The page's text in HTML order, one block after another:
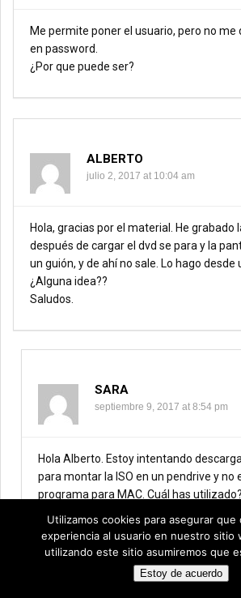
Me permite poner el usuario, pero no me
en password.
¿Por que puede ser?
ALBERTO
julio 2, 2017 at 10:04 am
Hola, gracias por el material. He grabado
después de cargar el dvd se para y la
un guión, y de ahí no sale. Lo hago desde
¿Alguna idea??
Saludos.
SARA
septiembre 9, 2017 at 8:54 pm
Hola Alberto. Estoy intentando
para montar la ISO en un pendrive y no
programa para MAC. Cuál has
saludo!
Utilizamos cookies para asegurar que
experiencia al usuario en nuestro sitio
utilizando este sitio asumiremos que
Estoy de acuerdo